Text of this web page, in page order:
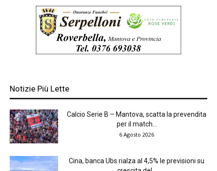
Notizie Più Lette
Calcio Serie B – Mantova, scatta la prevendita
per il match...
6 Agosto 2026
Cina, banca Ubs rialza al 4,5% le previsioni su